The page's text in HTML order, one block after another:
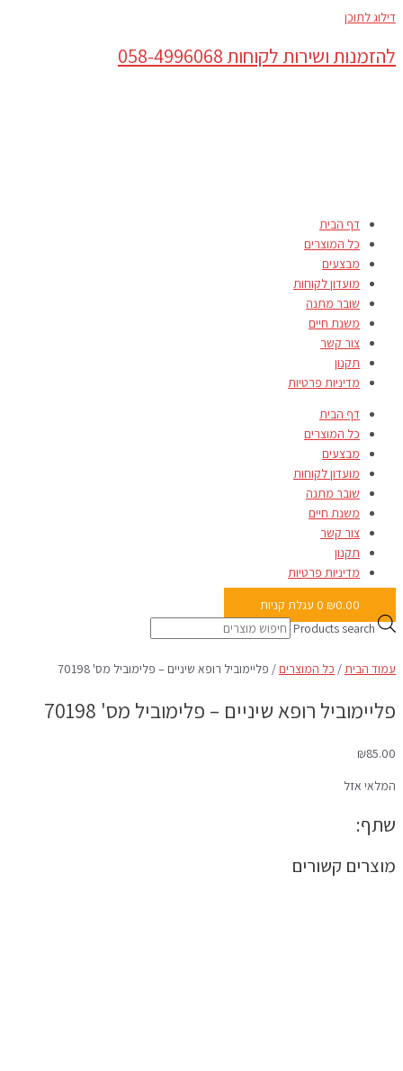
דילוג לתוכן
להזמנות ושירות לקוחות 058-4996068
דף הבית
כל המוצרים
מבצעים
מועדון לקוחות
שובר מתנה
משנת חיים
צור קשר
תקנון
מדיניות פרטיות
דף הבית
כל המוצרים
מבצעים
מועדון לקוחות
שובר מתנה
משנת חיים
צור קשר
תקנון
מדיניות פרטיות
₪0.00
0 עגלת קניות
Products search
עמוד הבית/ כל המוצרים / פליימוביל רופא שיניים – פלימוביל מס' 70198
פליימוביל רופא שיניים – פלימוביל מס' 70198
₪85.00
המלאי אזל
שתף:
מוצרים קשורים